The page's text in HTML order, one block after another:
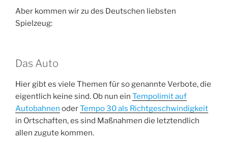
Aber kommen wir zu des Deutschen liebsten
Spielzeug:
Das Auto
Hier gibt es viele Themen für so genannte Verbote, die
eigentlich keine sind. Ob nun ein Tempolimit auf
Autobahnen oderTempo 30 als Richtgeschwindigkeit
in Ortschaften, es sind Maßnahmen die letztendlich
allen zugute kommen.